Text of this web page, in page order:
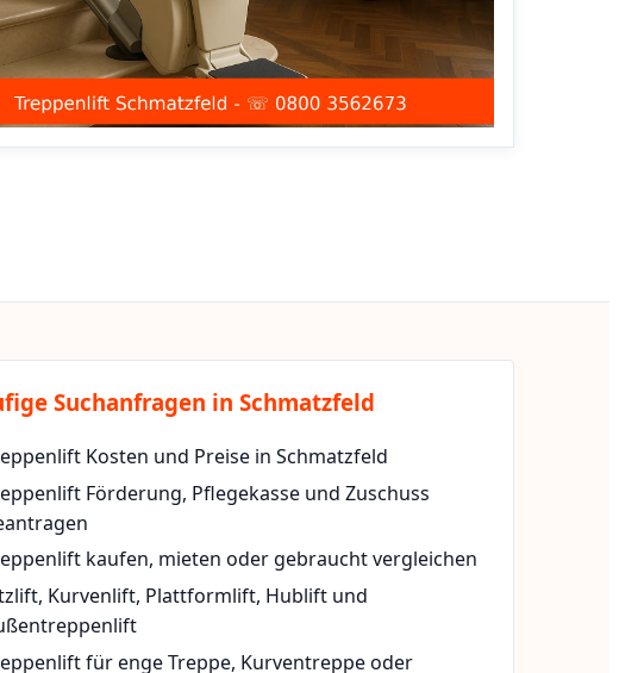
Suchanfragen in Schmatzfeld
Kosten und Preise in Schmatzfeld
Förderung, Pflegekasse und Zuschuss
kaufen, mieten oder gebraucht vergleichen
Kurvenlift, Plattformlift, Hublift und
für enge Treppe, Kurventreppe oder